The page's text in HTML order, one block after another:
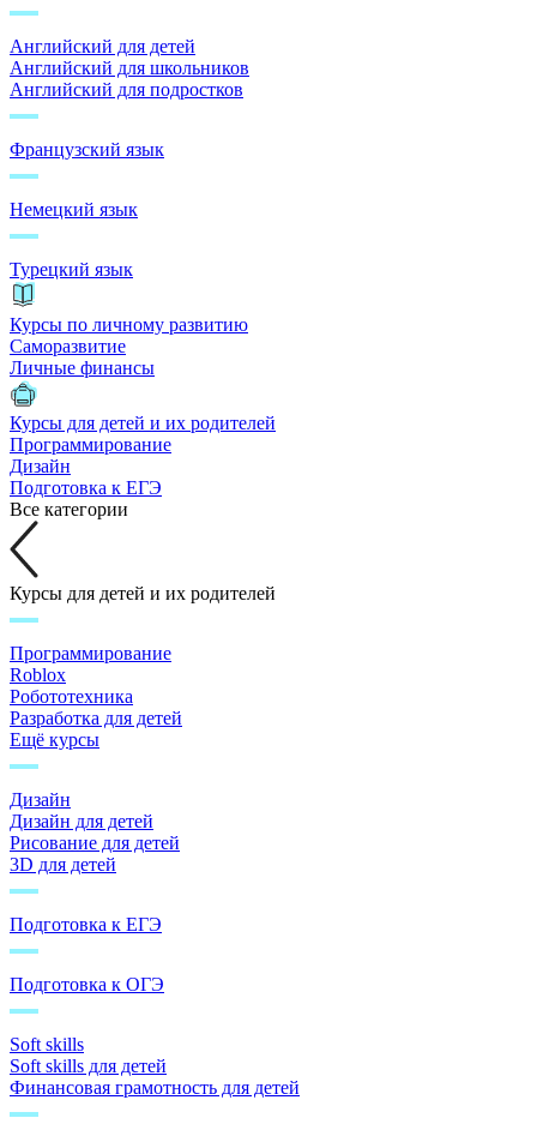
Английский для детей
Английский для школьников
Английский для подростков
Французский язык
Немецкий язык
Турецкий язык
Курсы по личному развитию
Саморазвитие
Личные финансы
Курсы для детей и их родителей
Программирование
Дизайн
Подготовка к ЕГЭ
Все категории
Курсы для детей и их родителей
Программирование
Roblox
Робототехника
Разработка для детей
Ещё курсы
Дизайн
Дизайн для детей
Рисование для детей
3D для детей
Подготовка к ЕГЭ
Подготовка к ОГЭ
Soft skills
Soft skills для детей
Финансовая грамотность для детей